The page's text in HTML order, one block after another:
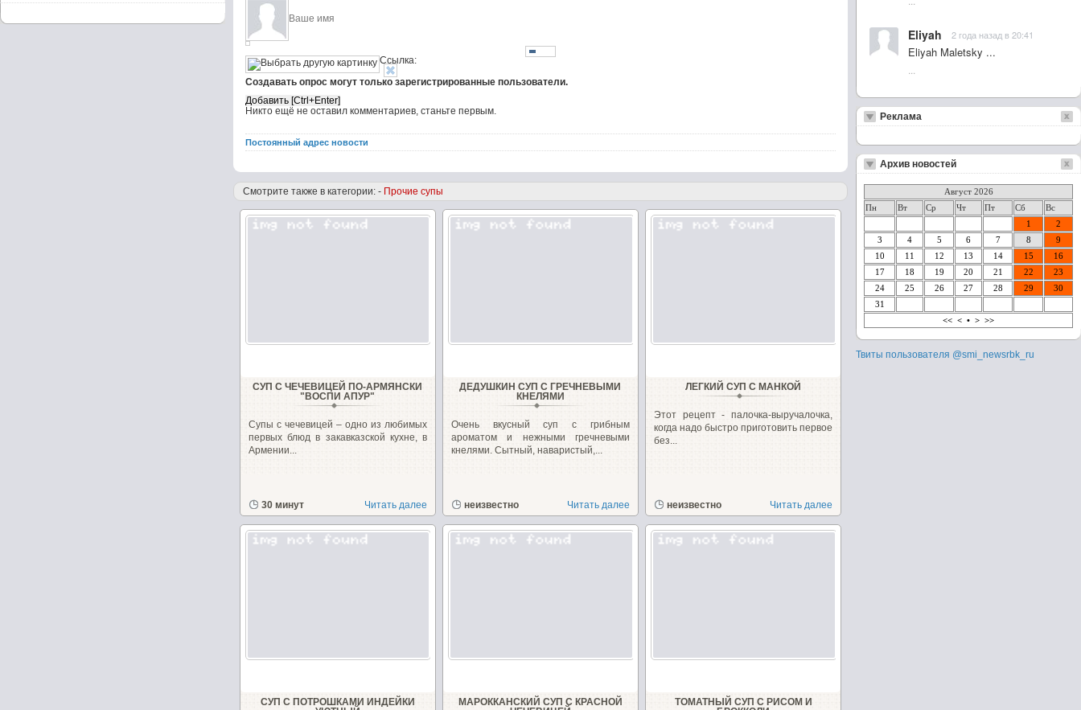
Ссылка:
Создавать опрос могут только зарегистрированные пользователи.
Никто ещё не оставил комментариев, станьте первым.
Постоянный адрес новости
Смотрите также в категории: - Прочие супы
СУП С ЧЕЧЕВИЦЕЙ ПО-АРМЯНСКИ
"ВОСПИ АПУР"
Супы с чечевицей – одно из любимых
первых блюд в закавказской кухне, в
Армении...
30 минут Читать далее
ДЕДУШКИН СУП С ГРЕЧНЕВЫМИ
КНЕЛЯМИ
Очень вкусный суп с грибным
ароматом и нежными гречневыми
кнелями. Сытный, наваристый,...
неизвестно Читать далее
ЛЕГКИЙ СУП С МАНКОЙ
Этот рецепт - палочка-выручалочка,
когда надо быстро приготовить первое
без...
неизвестно Читать далее
СУП С ПОТРОШКАМИ ИНДЕЙКИ
МАРОККАНСКИЙ СУП С КРАСНОЙ
ТОМАТНЫЙ СУП С РИСОМ И
Eliyah 2 года назад в 20:41
Eliyah Maletsky ...
Реклама
Архив новостей
Август 2026
Пн
Вт Ср Чт Пт Сб
Вс
1
2
3
4 5 6 7 8
9
10
11 12 13 14 15
16
17
18 19 20 21 22
23
24
25 26 27 28 29
30
31
<< < • > >>
Твиты пользователя @smi_newsrbk_ru